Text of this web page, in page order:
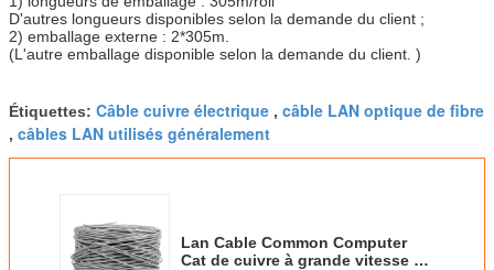
D'autres longueurs disponibles selon la demande du client ;
2) emballage externe : 2*305m.
(L'autre emballage disponible selon la demande du client. )
Étiquettes: Câble cuivre électrique , câble LAN optique de fibre
, câbles LAN utilisés généralement
Lan Cable Common Computer
Cat de cuivre à grande vitesse 6